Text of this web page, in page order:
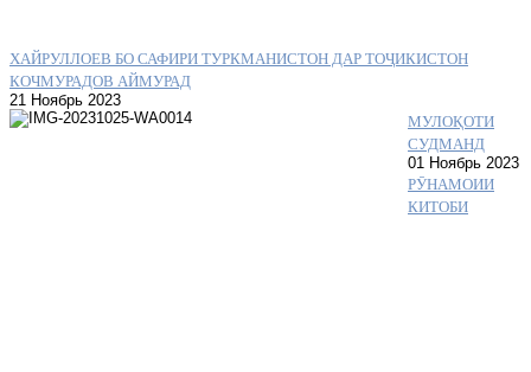
ХАЙРУЛЛОЕВ БО САФИРИ ТУРКМАНИСТОН ДАР ТОҶИКИСТОН
КОЧМУРАДОВ АЙМУРАД
21 Ноябрь 2023
МУЛОҚОТИ
СУДМАНД
01 Ноябрь 2023
РӮНАМОИИ
КИТОБИ